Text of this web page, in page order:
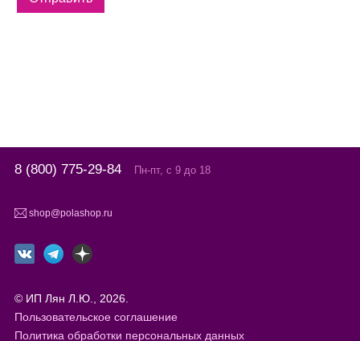
8 (800) 775-29-84 Пн-пт, с 9 до 18
shop@polashop.ru
© ИП Лян Л.Ю., 2026.
Пользовательское соглашение
Политика обработки персональных данных